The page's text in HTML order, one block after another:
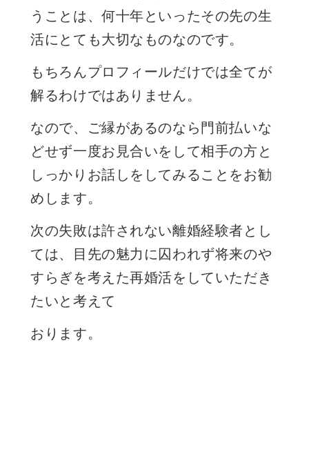
うことは、何十年といったその先の生
活にとても大切なものなのです。
もちろんプロフィールだけでは全てが
解るわけではありません。
なので、ご縁があるのなら門前払いな
どせず一度お見合いをして相手の方と
しっかりお話しをしてみることをお勧
めします。
次の失敗は許されない離婚経験者とし
ては、目先の魅力に囚われず将来のや
すらぎを考えた再婚活をしていただき
たいと考えて
おります。